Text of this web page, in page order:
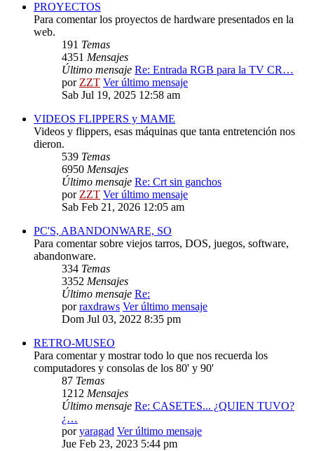
PROYECTOS
Para comentar los proyectos de hardware presentados en la
web.
191 Temas
4351 Mensajes
Último mensaje Re: Entrada RGB para la TV CR…
por ZZT Ver último mensaje
Sab Jul 19, 2025 12:58 am
VIDEOS FLIPPERS y MAME
Videos y flippers, esas máquinas que tanta entretención nos
dieron.
539 Temas
6950 Mensajes
Último mensaje Re: Crt sin ganchos
por ZZT Ver último mensaje
Sab Feb 21, 2026 12:05 am
PC'S, ABANDONWARE, SO
Para comentar sobre viejos tarros, DOS, juegos, software,
abandonware.
334 Temas
3352 Mensajes
Último mensaje Re:
porraxdraws Ver último mensaje
Dom Jul 03, 2022 8:35 pm
RETRO-MUSEO
Para comentar y mostrar todo lo que nos recuerda los
computadores y consolas de los 80' y 90'
87 Temas
1212 Mensajes
Último mensaje Re: CASETES... ¿QUIEN TUVO?
¿…
poryaragad Ver último mensaje
Jue Feb 23, 2023 5:44 pm